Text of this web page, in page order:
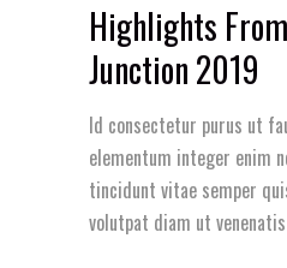
Highlights
Junction 2019
Id consectetur purus ut
elementum integer enim
tincidunt vitae semper
volutpat diam ut